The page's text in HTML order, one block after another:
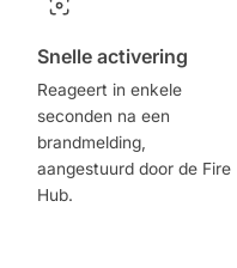
Snelle activering
Reageert in enkele
seconden na een
brandmelding,
aangestuurd door de Fire
Hub.